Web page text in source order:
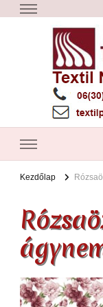
Textil
Textil
Kezdőlap